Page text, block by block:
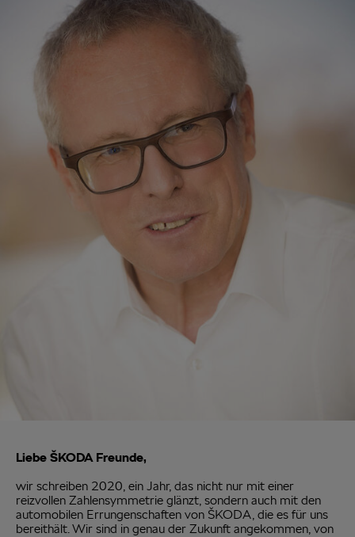
Liebe ŠKODA Freunde,
wir schreiben 2020, ein Jahr, das nicht nur mit einer
reizvollen Zahlensymmetrie glänzt, sondern auch mit den
automobilen Errungenschaften von ŠKODA, die es für uns
bereithält. Wir sind in genau der Zukunft angekommen, von